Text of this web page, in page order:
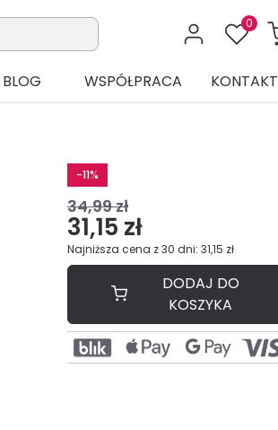
0
BLOG WSPÓŁPRACA KONTAKT
-11%
34,99 zł
31,15 zł
Najniższa cena z 30 dni: 31,15 zł
DODAJ DO
KOSZYKA